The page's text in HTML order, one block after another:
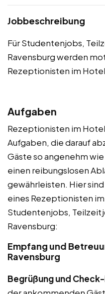
Jobbeschreibung
Für Studentenjobs,
Ravensburg werden
Rezeptionisten im
Aufgaben
Rezeptionisten im
Aufgaben, die darauf
Gäste so angenehm
einen reibungslosen
gewährleisten. Hier
eines Rezeptionisten
Studentenjobs,
Ravensburg:
Empfang und
Ravensburg
Begrüßung und